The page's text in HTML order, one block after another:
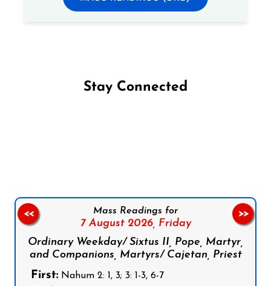
Stay Connected
Mass Readings for
7 August 2026, Friday
Ordinary Weekday/ Sixtus II, Pope, Martyr,
and Companions, Martyrs/ Cajetan, Priest
First: Nahum 2: 1, 3; 3: 1-3, 6-7
<< >>